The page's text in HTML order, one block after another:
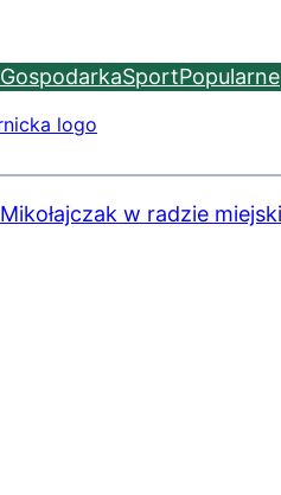
GospodarkaSportPopularne